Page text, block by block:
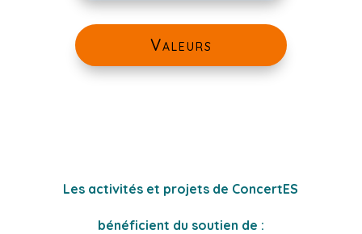
Valeurs
Les activités et projets de ConcertES
bénéficient du soutien de :